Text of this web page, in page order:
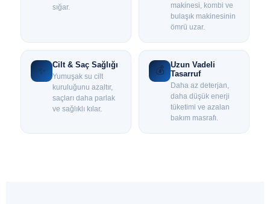
sığar.
makinesi, kombi ve
bulaşık makinesinin
ömrü uzar.
✨
Cilt & Saç Sağlığı
Yumuşak su cilt
kuruluğunu azaltır,
saçları daha parlak
ve sağlıklı kılar.
💰
Uzun Vadeli
Tasarruf
Daha az deterjan,
daha düşük enerji
tüketimi ve azalan
bakım masrafı.